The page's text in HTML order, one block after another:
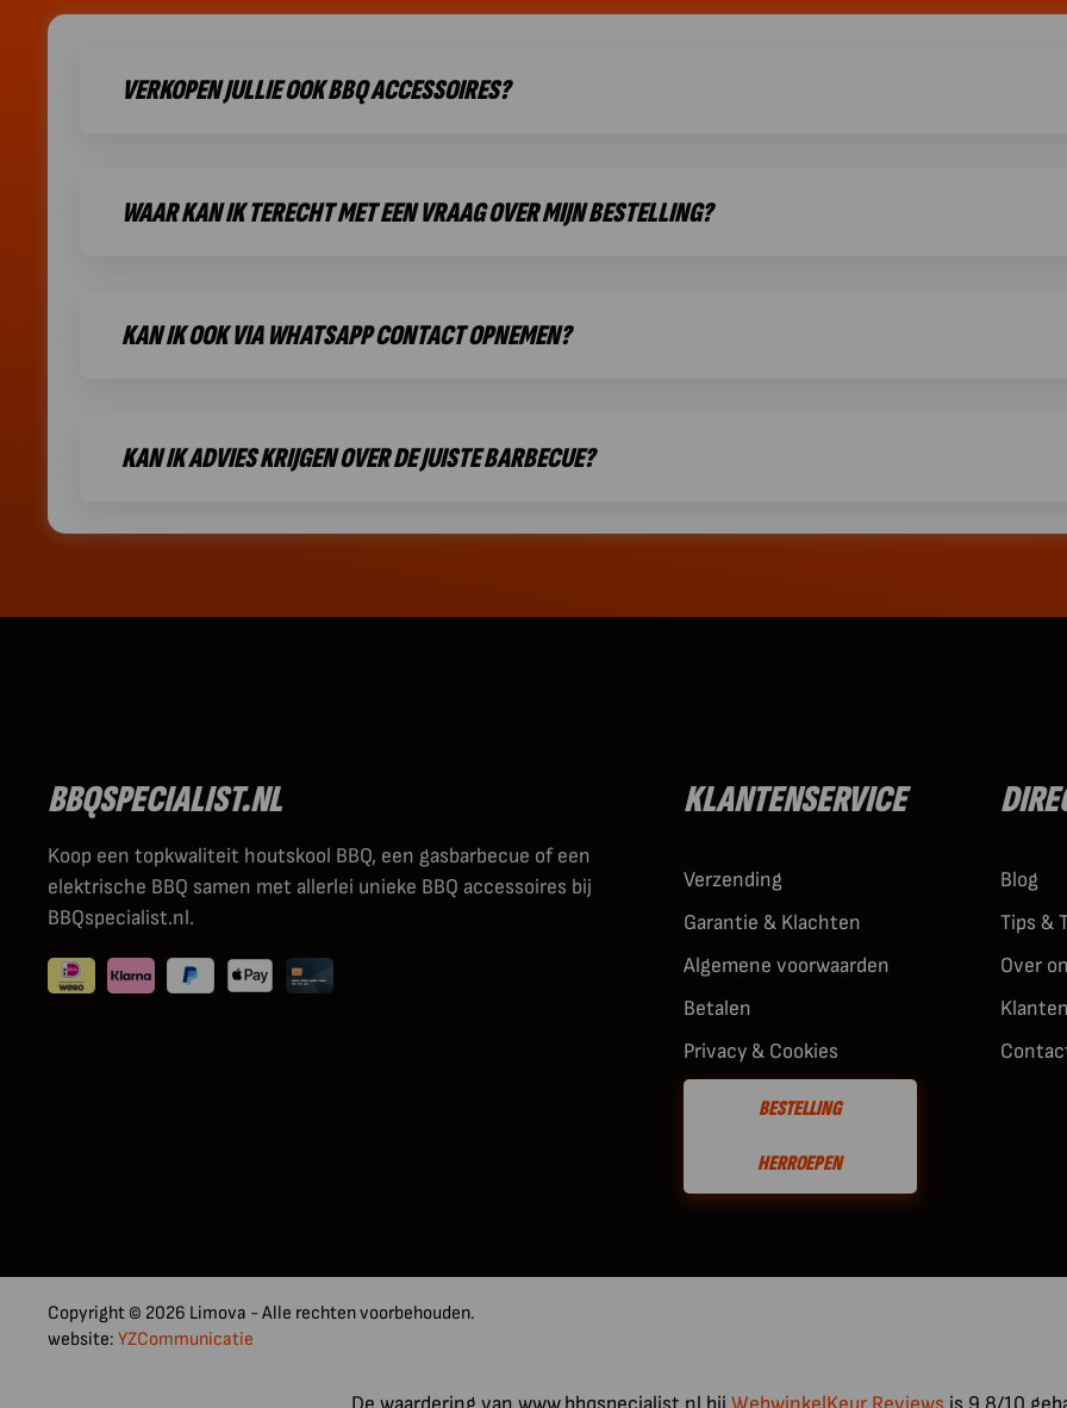
VERKOPEN JULLIE OOK BBQ ACCESSOIRES?
WAAR KAN IK TERECHT MET EEN VRAAG OVER MIJN BESTELLING?
KAN IK OOK VIA WHATSAPP CONTACT OPNEMEN?
KAN IK ADVIES KRIJGEN OVER DE JUISTE BARBECUE?
BBQSPECIALIST.NL
Koop een topkwaliteit houtskool BBQ, een gasbarbecue of een
elektrische BBQ samen met allerlei unieke BBQ accessoires bij
BBQspecialist.nl.
KLANTENSERVICE
Verzending
Garantie & Klachten
Algemene voorwaarden
Betalen
Privacy & Cookies
BESTELLING
HERROEPEN
Blog
Tips &
Over
Copyright © 2026 Limova - Alle rechten voorbehouden.
website: YZCommunicatie